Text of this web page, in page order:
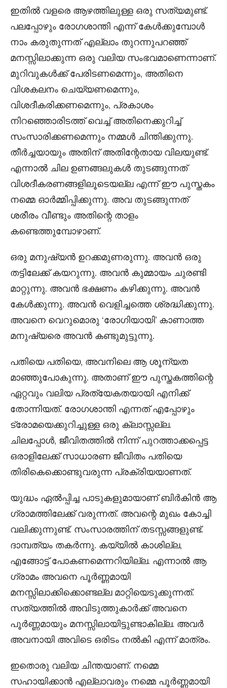
ഇതിൽ വളരെ ആഴത്തിലുള്ള ഒരു സത്യമുണ്ട്.
പലപ്പോഴും രോഗശാന്തി എന്ന് കേൾക്കുമ്പോൾ
നാം കരുതുന്നത് എല്ലാം തുറന്നുപറഞ്ഞ്
മനസ്സിലാക്കുന്ന ഒരു വലിയ സംഭവമാണെന്നാണ്.
മുറിവുകൾക്ക് പേരിടണമെന്നും, അതിനെ
വിശകലനം ചെയ്യണമെന്നും,
വിശദീകരിക്കണമെന്നും, പ്രകാശം
നിറഞ്ഞൊരിടത്ത് വെച്ച് അതിനെക്കുറിച്ച്
സംസാരിക്കണമെന്നും നമ്മൾ ചിന്തിക്കുന്നു.
തീർച്ചയായും അതിന് അതിന്റേതായ വിലയുണ്ട്.
എന്നാൽ ചില ഉണങ്ങലുകൾ തുടങ്ങുന്നത്
വിശദീകരണങ്ങളിലൂടെയല്ല എന്ന് ഈ പുസ്തകം
നമ്മെ ഓർമ്മിപ്പിക്കുന്നു. അവ തുടങ്ങുന്നത്
ശരീരം വീണ്ടും അതിന്റെ താളം
കണ്ടെത്തുമ്പോഴാണ്.
ഒരു മനുഷ്യൻ ഉറക്കമുണരുന്നു. അവൻ ഒരു
തട്ടിലേക്ക് കയറുന്നു. അവൻ കുമ്മായം ചുരണ്ടി
മാറ്റുന്നു. അവൻ ഭക്ഷണം കഴിക്കുന്നു. അവൻ
കേൾക്കുന്നു. അവൻ വെളിച്ചത്തെ ശ്രദ്ധിക്കുന്നു.
അവനെ വെറുമൊരു ‘രോഗിയായി’ കാണാത്ത
മനുഷ്യരെ അവൻ കണ്ടുമുട്ടുന്നു.
പതിയെ പതിയെ, അവനിലെ ആ ശൂന്യത
മാഞ്ഞുപോകുന്നു. അതാണ് ഈ പുസ്തകത്തിന്റെ
ഏറ്റവും വലിയ പ്രത്യേകതയായി എനിക്ക്
തോന്നിയത്. രോഗശാന്തി എന്നത് എപ്പോഴും
ട്രോമയെക്കുറിച്ചുള്ള ഒരു ക്ലാസ്സല്ല.
ചിലപ്പോൾ, ജീവിതത്തിൽ നിന്ന് പുറത്താക്കപ്പെട്ട
ഒരാളിലേക്ക് സാധാരണ ജീവിതം പതിയെ
തിരികെക്കൊണ്ടുവരുന്ന പ്രക്രിയയാണത്.
യുദ്ധം ഏൽപ്പിച്ച പാടുകളുമായാണ് ബിർകിൻ ആ
ഗ്രാമത്തിലേക്ക് വരുന്നത്. അവന്റെ മുഖം കോച്ചി
വലിക്കുന്നുണ്ട്. സംസാരത്തിന് തടസ്സങ്ങളുണ്ട്.
ദാമ്പത്യം തകർന്നു. കയ്യിൽ കാശില്ല,
എങ്ങോട്ട് പോകണമെന്നറിയില്ല. എന്നാൽ ആ
ഗ്രാമം അവനെ പൂർണ്ണമായി
മനസ്സിലാക്കിക്കൊണ്ടല്ല മാറ്റിയെടുക്കുന്നത്.
സത്യത്തിൽ അവിടുത്തുകാർക്ക് അവനെ
പൂർണ്ണമായും മനസ്സിലായിട്ടുണ്ടാകില്ല. അവർ
അവനായി അവിടെ ഒരിടം നൽകി എന്ന് മാത്രം.
ഇതൊരു വലിയ ചിന്തയാണ്. നമ്മെ
സഹായിക്കാൻ എല്ലാവരും നമ്മെ പൂർണ്ണമായി